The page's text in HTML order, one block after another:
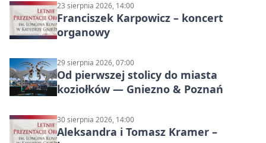
23 sierpnia 2026, 14:00
Franciszek Karpowicz – koncert
organowy
29 sierpnia 2026, 07:00
Od pierwszej stolicy do miasta
koziołków — Gniezno & Poznań
30 sierpnia 2026, 14:00
Aleksandra i Tomasz Kramer –